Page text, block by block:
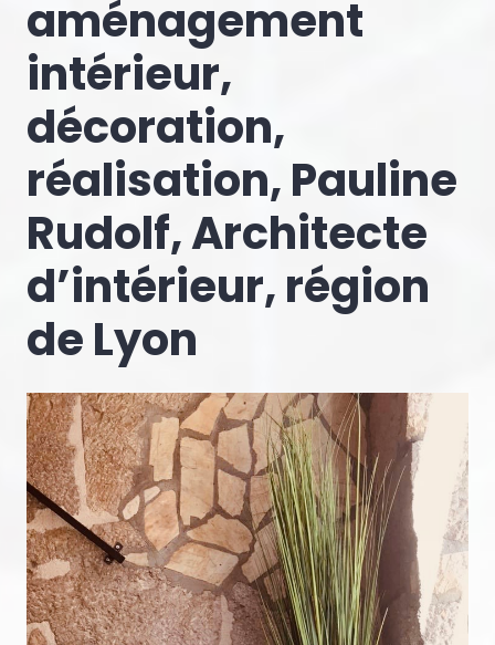
aménagement
intérieur,
décoration,
réalisation, Pauline
Rudolf, Architecte
d’intérieur, région
de Lyon